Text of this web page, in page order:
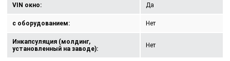
VIN окно: Да
с оборудованием: Нет
Инкапсуляция (молдинг,
установленный на заводе):
Нет